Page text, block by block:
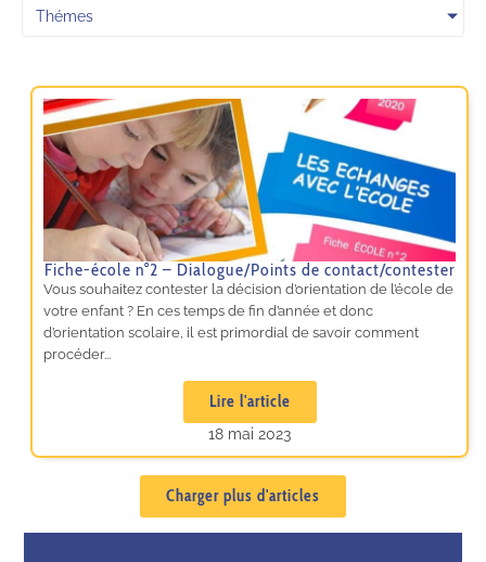
Thémes
Fiche-école n°2 – Dialogue/Points de contact/contester
Vous souhaitez contester la décision d’orientation de l’école de
votre enfant ? En ces temps de fin d’année et donc
d’orientation scolaire, il est primordial de savoir comment
procéder...
Lire l'article
18 mai 2023
Charger plus d'articles